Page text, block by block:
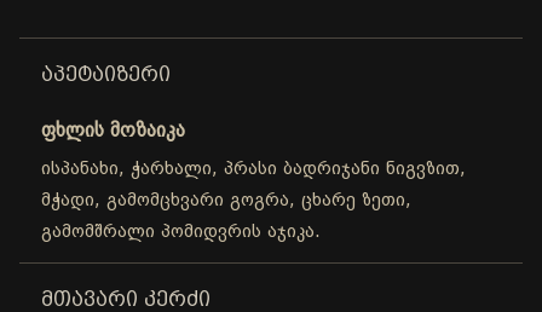
ᲐᲞᲔᲢᲐᲘᲖᲔᲠᲘ
ფხლის მოზაიკა
ისპანახი, ჭარხალი, პრასი ბადრიჯანი ნიგვზით,
მჭადი, გამომცხვარი გოგრა, ცხარე ზეთი,
გამომშრალი პომიდვრის აჯიკა.
ᲛᲗᲐᲕᲐᲠᲘ ᲙᲔᲠᲫᲘ